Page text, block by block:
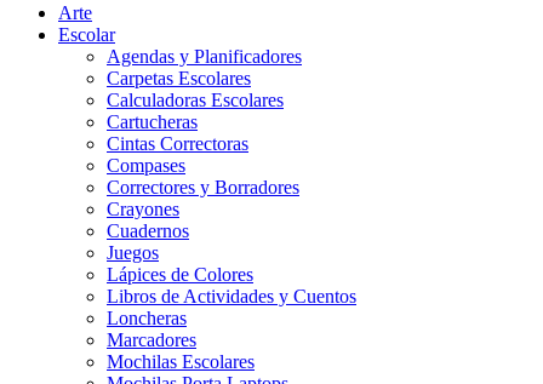
Arte
Escolar
Agendas y Planificadores
Carpetas Escolares
Calculadoras Escolares
Cartucheras
Cintas Correctoras
Compases
Correctores y Borradores
Crayones
Cuadernos
Juegos
Lápices de Colores
Libros de Actividades y Cuentos
Loncheras
Marcadores
Mochilas Escolares